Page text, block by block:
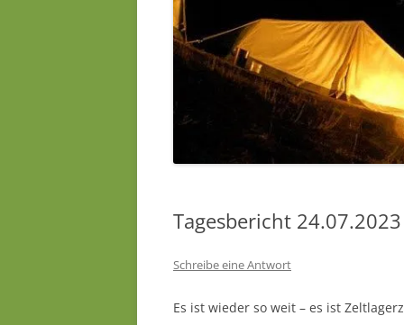
Tagesbericht
Schreibe eine Antwort
Es ist wieder so weit – es ist